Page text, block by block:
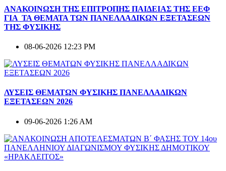
ΑΝΑΚΟΙΝΩΣΗ ΤΗΣ ΕΠΙΤΡΟΠΗΣ ΠΑΙΔΕΙΑΣ ΤΗΣ ΕΕΦ
ΓΙΑ ΤΑ ΘΕΜΑΤΑ ΤΩΝ ΠΑΝΕΛΛΑΔΙΚΩΝ ΕΞΕΤΑΣΕΩΝ
ΤΗΣ ΦΥΣΙΚΗΣ
08-06-2026 12:23 PM
ΛΥΣΕΙΣ ΘΕΜΑΤΩΝ ΦΥΣΙΚΗΣ ΠΑΝΕΛΛΑΔΙΚΩΝ
ΕΞΕΤΑΣΕΩΝ 2026
09-06-2026 1:26 AM